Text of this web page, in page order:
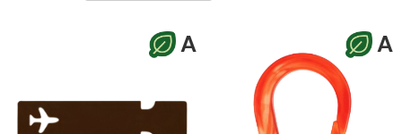
A A